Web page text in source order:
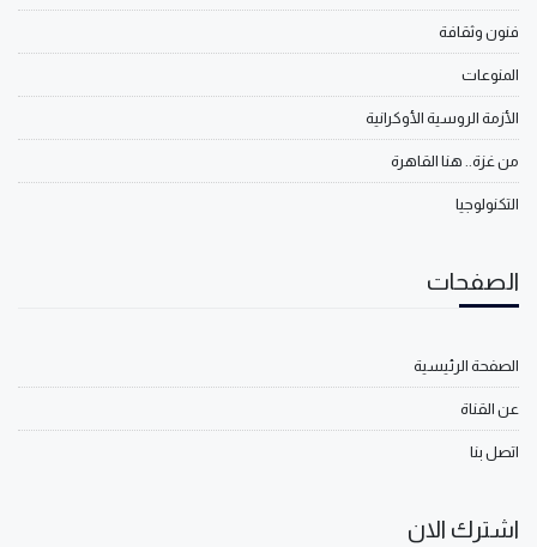
فنون وثقافة
المنوعات
الأزمة الروسية الأوكرانية
من غزة.. هنا القاهرة
التكنولوجيا
الصفحات
الصفحة الرئيسية
عن القناة
اتصل بنا
اشترك الان